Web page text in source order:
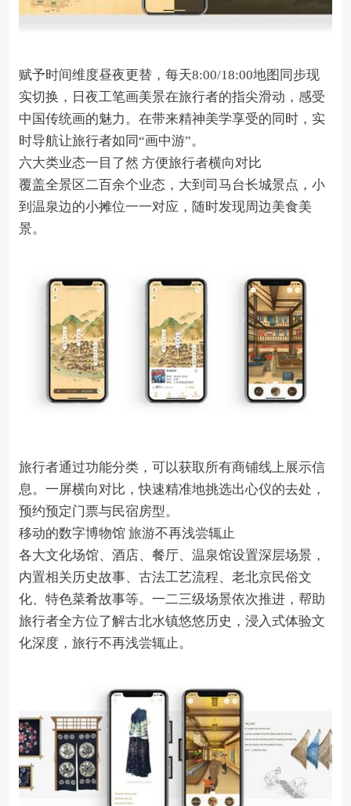
赋予时间维度昼夜更替，每天8:00/18:00地图同步现
实切换，日夜工笔画美景在旅行者的指尖滑动，感受
中国传统画的魅力。在带来精神美学享受的同时，实
时导航让旅行者如同“画中游”。
六大类业态一目了然 方便旅行者横向对比
覆盖全景区二百余个业态，大到司马台长城景点，小
到温泉边的小摊位一一对应，随时发现周边美食美
景。
旅行者通过功能分类，可以获取所有商铺线上展示信
息。一屏横向对比，快速精准地挑选出心仪的去处，
预约预定门票与民宿房型。
移动的数字博物馆 旅游不再浅尝辄止
各大文化场馆、酒店、餐厅、温泉馆设置深层场景，
内置相关历史故事、古法工艺流程、老北京民俗文
化、特色菜肴故事等。一二三级场景依次推进，帮助
旅行者全方位了解古北水镇悠悠历史，浸入式体验文
化深度，旅行不再浅尝辄止。